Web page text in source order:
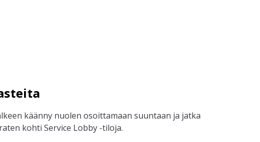
käänny nuolen osoittamaan suuntaan ja jatka
kohti Service Lobby -tiloja.